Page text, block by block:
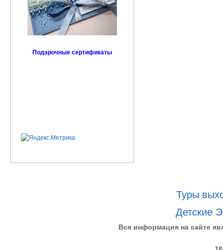
Подарочные сертификаты
Туры
Детские
Вся информация на сайте